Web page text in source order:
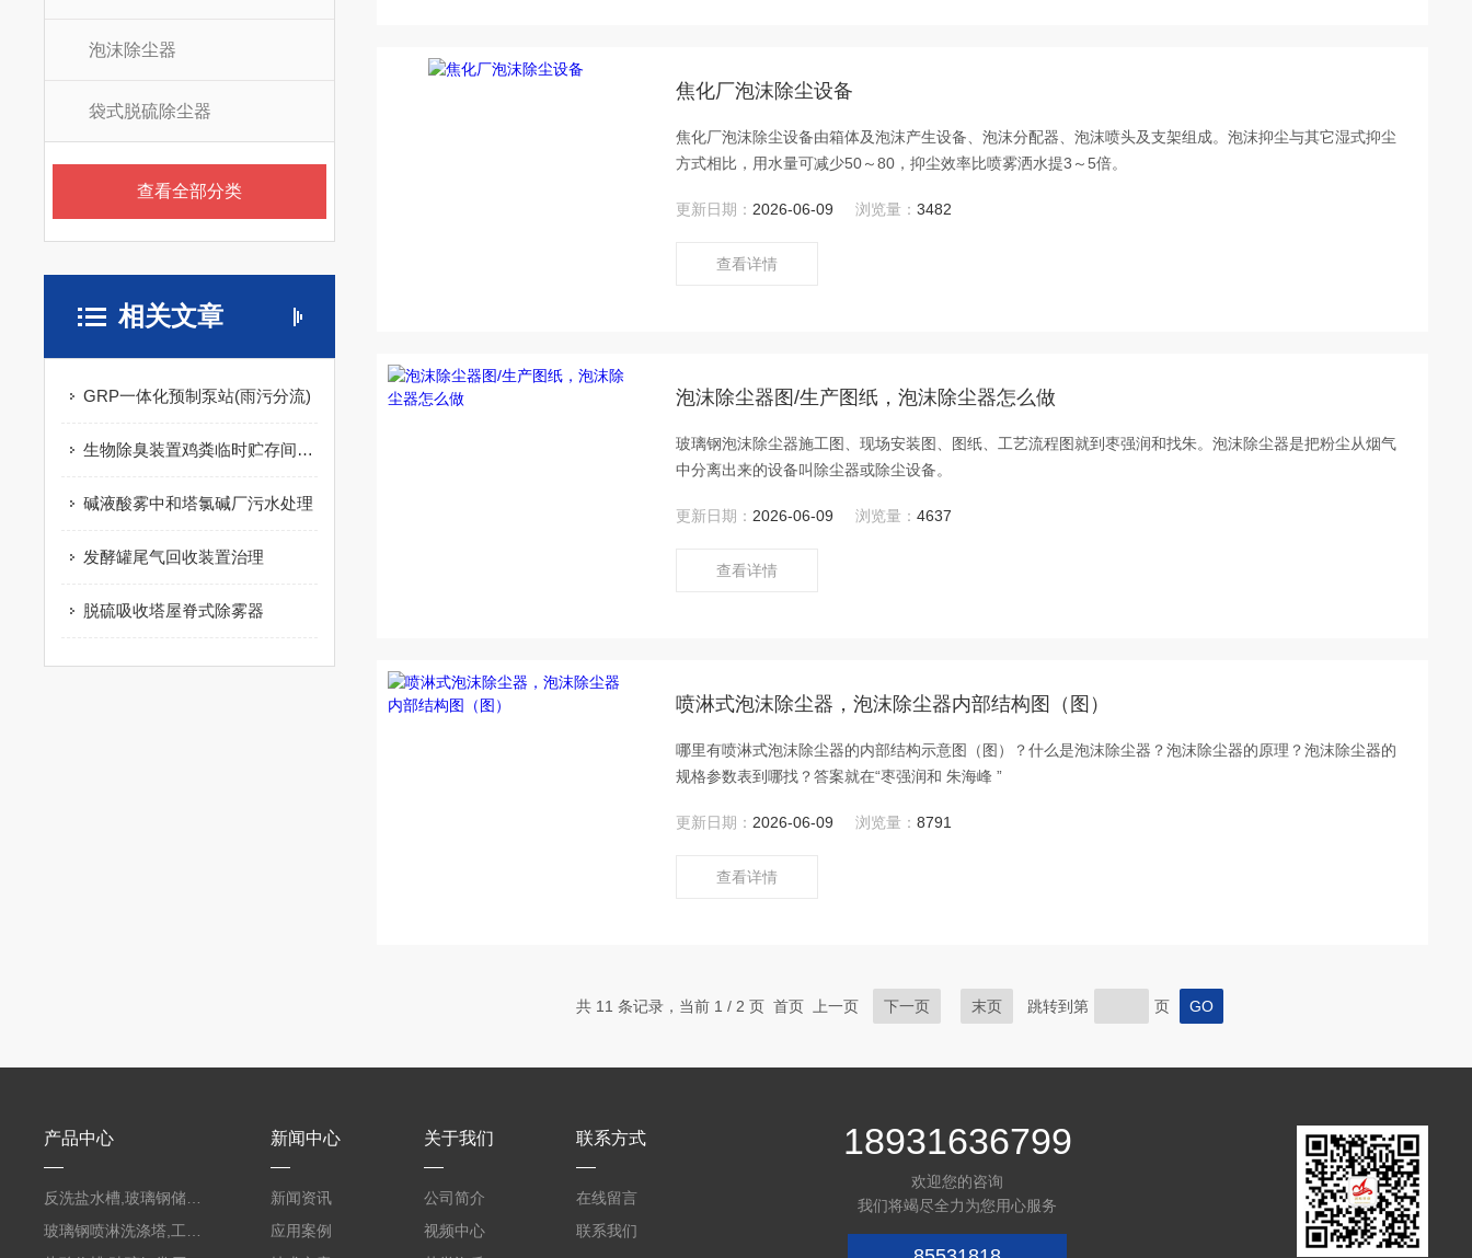
泡沫除尘器
袋式脱硫除尘器
查看全部分类
相关文章
GRP一体化预制泵站(雨污分流)
生物除臭装置鸡粪临时贮存间废气治理
碱液酸雾中和塔氯碱厂污水处理
发酵罐尾气回收装置治理
脱硫吸收塔屋脊式除雾器
焦化厂泡沫除尘设备
焦化厂泡沫除尘设备由箱体及泡沫产生设备、泡沫分配器、泡沫喷头及支架组成。泡沫抑尘与其它湿式抑尘
方式相比，用水量可减少50～80，抑尘效率比喷雾洒水提3～5倍。
更新日期： 2026-06-09 浏览量：3482
查看详情
泡沫除尘器图/生产图纸，泡沫除尘器怎么做
玻璃钢泡沫除尘器施工图、现场安装图、图纸、工艺流程图就到枣强润和找朱。泡沫除尘器是把粉尘从烟气
中分离出来的设备叫除尘器或除尘设备。
更新日期： 2026-06-09 浏览量：4637
查看详情
喷淋式泡沫除尘器，泡沫除尘器内部结构图（图）
哪里有喷淋式泡沫除尘器的内部结构示意图（图）？什么是泡沫除尘器？泡沫除尘器的原理？泡沫除尘器的
规格参数表到哪找？答案就在“枣强润和 朱海峰 ”
更新日期： 2026-06-09 浏览量：8791
查看详情
共 11 条记录，当前 1 / 2 页 首页 上一页 下一页 末页 跳转到第 页
产品中心 新闻中心
新闻资讯
应用案例
关于我们
公司简介
视频中心
联系方式
在线留言
联系我们
18931636799
欢迎您的咨询
我们将竭尽全力为您用心服务